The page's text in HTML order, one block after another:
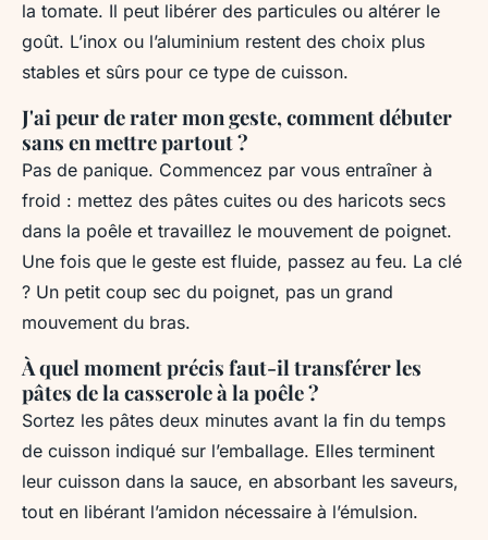
la tomate. Il peut libérer des particules ou altérer le
goût. L’inox ou l’aluminium restent des choix plus
stables et sûrs pour ce type de cuisson.
J'ai peur de rater mon geste, comment débuter
sans en mettre partout ?
Pas de panique. Commencez par vous entraîner à
froid : mettez des pâtes cuites ou des haricots secs
dans la poêle et travaillez le mouvement de poignet.
Une fois que le geste est fluide, passez au feu. La clé
? Un petit coup sec du poignet, pas un grand
mouvement du bras.
À quel moment précis faut-il transférer les
pâtes de la casserole à la poêle ?
Sortez les pâtes deux minutes avant la fin du temps
de cuisson indiqué sur l’emballage. Elles terminent
leur cuisson dans la sauce, en absorbant les saveurs,
tout en libérant l’amidon nécessaire à l’émulsion.